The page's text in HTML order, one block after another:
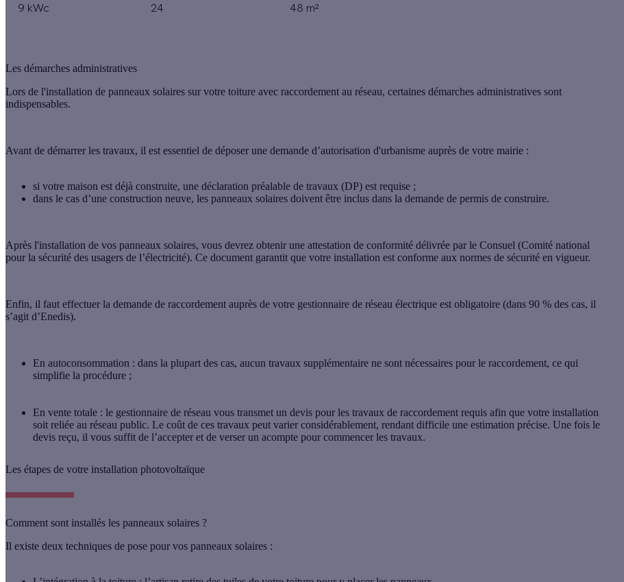
9 kWc 24 48 m²
Les démarches administratives
Lors de l'installation de panneaux solaires sur votre toiture avec raccordement au réseau, certaines démarches administratives sont
indispensables.
Avant de démarrer les travaux, il est essentiel de déposer une demande d’autorisation d'urbanisme auprès de votre mairie :
si votre maison est déjà construite, une déclaration préalable de travaux (DP) est requise ;
dans le cas d’une construction neuve, les panneaux solaires doivent être inclus dans la demande de permis de construire.
Après l'installation de vos panneaux solaires, vous devrez obtenir une attestation de conformité délivrée par le Consuel (Comité national
pour la sécurité des usagers de l’électricité). Ce document garantit que votre installation est conforme aux normes de sécurité en vigueur.
Enfin, il faut effectuer la demande de raccordement auprès de votre gestionnaire de réseau électrique est obligatoire (dans 90 % des cas, il
s’agit d’Enedis).
En autoconsommation : dans la plupart des cas, aucun travaux supplémentaire ne sont nécessaires pour le raccordement, ce qui
simplifie la procédure ;
En vente totale : le gestionnaire de réseau vous transmet un devis pour les travaux de raccordement requis afin que votre installation
soit reliée au réseau public. Le coût de ces travaux peut varier considérablement, rendant difficile une estimation précise. Une fois le
devis reçu, il vous suffit de l’accepter et de verser un acompte pour commencer les travaux.
Les étapes de votre installation photovoltaïque
Comment sont installés les panneaux solaires ?
Il existe deux techniques de pose pour vos panneaux solaires :